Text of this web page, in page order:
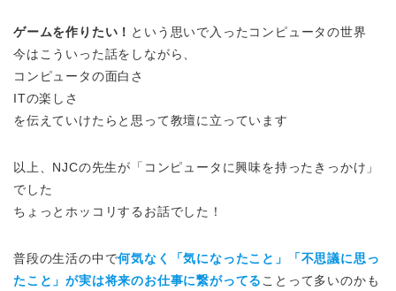
ゲームを作りたい！ という思いで入ったコンピュータの世界
今はこういった話をしながら、
コンピュータの面白さ
ITの楽しさ
を伝えていけたらと思って教壇に立っています
以上、NJCの先生が「コンピュータに興味を持ったきっかけ」
でした
ちょっとホッコリするお話でした！
普段の生活の中で何気なく「気になったこと」「不思議に思っ
たこと」が実は将来のお仕事に繋がってる ことって多いのかも